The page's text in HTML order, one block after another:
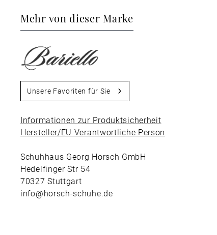
Mehr von dieser Marke
Unsere Favoriten für Sie
Informationen zur Produktsicherheit
Hersteller/EU Verantwortliche Person
Schuhhaus Georg Horsch GmbH
Hedelfinger Str 54
70327 Stuttgart
info@horsch-schuhe.de